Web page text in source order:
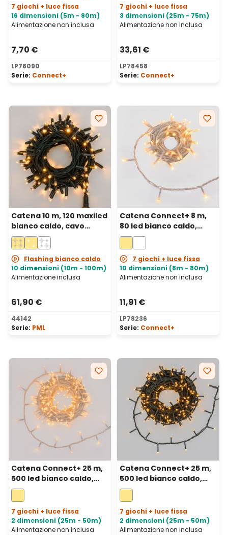
7 giochi + luce fissa
16 dimensioni (5m - 80m)
Alimentazione non inclusa
7,70 €
LP78090
Serie: Connect+
7 giochi + luce fissa
3 dimensioni (25m - 75m)
Alimentazione non inclusa
33,61 €
LP78458
Serie: Connect+
Catena 10 m, 120 maxiled
bianco caldo, cavo
verde, prolungabile, IP67
Flashing bianco caldo
10 dimensioni (10m - 100m)
Alimentazione inclusa
61,90 €
44142
Serie: PML
Catena Connect+ 8 m,
80 led bianco caldo,
cavo trasparente,
prolungabile
7 giochi + luce fissa
10 dimensioni (8m - 80m)
Alimentazione non inclusa
11,91 €
LP78236
Serie: Connect+
Catena Connect+ 25 m,
500 led bianco caldo,
cavo trasparente,
prolungabile
7 giochi + luce fissa
2 dimensioni (25m - 50m)
Alimentazione non inclusa
Catena Connect+ 25 m,
500 led bianco caldo,
cavo verde,
prolungabile
7 giochi + luce fissa
2 dimensioni (25m - 50m)
Alimentazione non inclusa